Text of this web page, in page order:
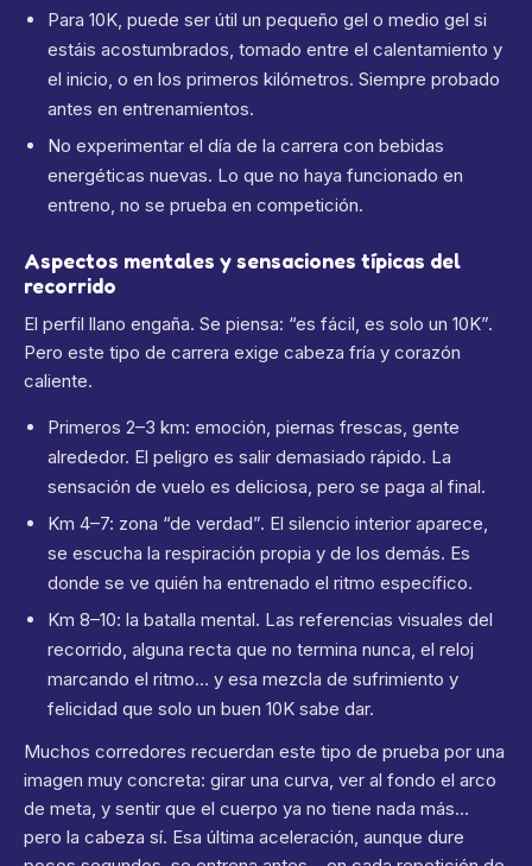
Para 10K, puede ser útil un pequeño gel o medio gel si
estáis acostumbrados, tomado entre el calentamiento y
el inicio, o en los primeros kilómetros. Siempre probado
antes en entrenamientos.
No experimentar el día de la carrera con bebidas
energéticas nuevas. Lo que no haya funcionado en
entreno, no se prueba en competición.
Aspectos mentales y sensaciones típicas del
recorrido
El perfil llano engaña. Se piensa: “es fácil, es solo un 10K”.
Pero este tipo de carrera exige cabeza fría y corazón
caliente.
Primeros 2–3 km: emoción, piernas frescas, gente
alrededor. El peligro es salir demasiado rápido. La
sensación de vuelo es deliciosa, pero se paga al final.
Km 4–7: zona “de verdad”. El silencio interior aparece,
se escucha la respiración propia y de los demás. Es
donde se ve quién ha entrenado el ritmo específico.
Km 8–10: la batalla mental. Las referencias visuales del
recorrido, alguna recta que no termina nunca, el reloj
marcando el ritmo… y esa mezcla de sufrimiento y
felicidad que solo un buen 10K sabe dar.
Muchos corredores recuerdan este tipo de prueba por una
imagen muy concreta: girar una curva, ver al fondo el arco
de meta, y sentir que el cuerpo ya no tiene nada más…
pero la cabeza sí. Esa última aceleración, aunque dure